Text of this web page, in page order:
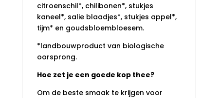
citroenschil*, chilibonen*, stukjes
kaneel*, salie blaadjes*, stukjes appel*,
tijm* en goudsbloembloesem.
*landbouwproduct van biologische
oorsprong.
Hoe zet je een goede kop thee?
Om de beste smaak te krijgen voor